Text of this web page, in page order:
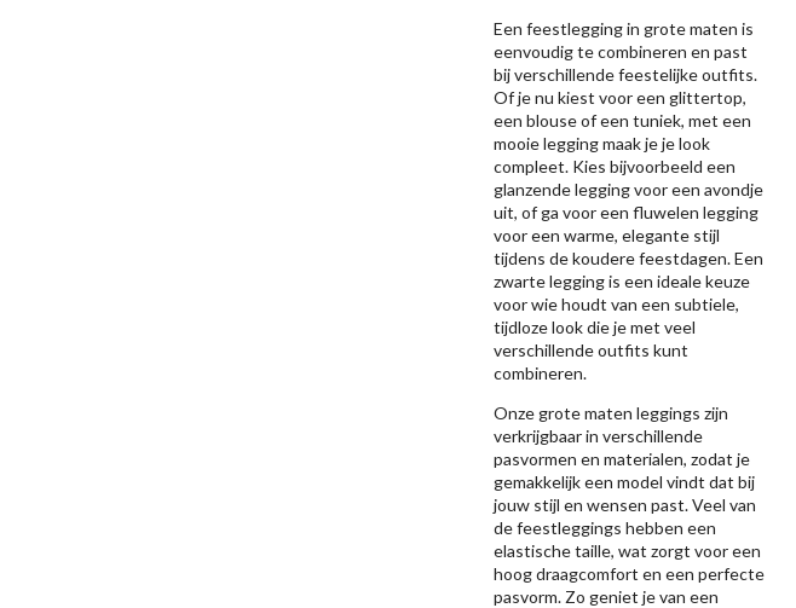
Een feestlegging in grote maten is
eenvoudig te combineren en past
bij verschillende feestelijke outfits.
Of je nu kiest voor een glittertop,
een blouse of een tuniek, met een
mooie legging maak je je look
compleet. Kies bijvoorbeeld een
glanzende legging voor een avondje
uit, of ga voor een fluwelen legging
voor een warme, elegante stijl
tijdens de koudere feestdagen. Een
zwarte legging is een ideale keuze
voor wie houdt van een subtiele,
tijdloze look die je met veel
verschillende outfits kunt
combineren.
Onze grote maten leggings zijn
verkrijgbaar in verschillende
pasvormen en materialen, zodat je
gemakkelijk een model vindt dat bij
jouw stijl en wensen past. Veel van
de feestleggings hebben een
elastische taille, wat zorgt voor een
hoog draagcomfort en een perfecte
pasvorm. Zo geniet je van een